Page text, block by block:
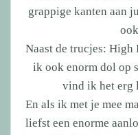
grappige kanten aan
Naast de trucjes:
ik ook enorm dol op
vind ik het erg
En als ik met je mee
liefst een enorme